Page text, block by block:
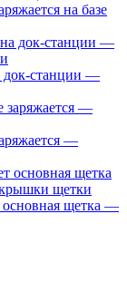
на базе
док-станции —
—
основная щетка —